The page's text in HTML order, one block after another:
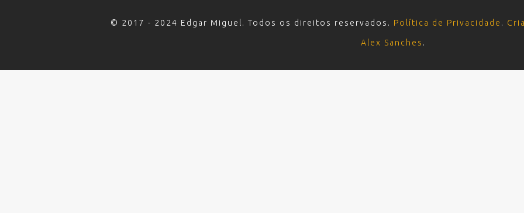
© 2017 - 2024 Edgar Miguel. Todos os direitos reservados. Política de Privacidade .
Alex Sanches .